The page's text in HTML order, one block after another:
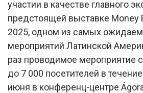
участии в качестве главного
предстоящей выставке Money
2025, одном из самых
мероприятий Латинской
раз проводимое мероприятие
до 7 000 посетителей в
июня в конференц-центре